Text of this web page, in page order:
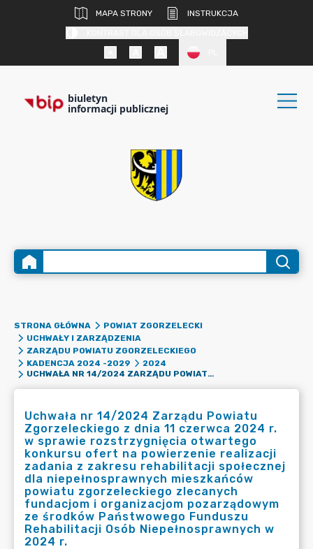
MAPA STRONY
INSTRUKCJA
biuletyn
informacji publicznej
STRONA GŁÓWNA
POWIAT ZGORZELECKI
UCHWAŁY I ZARZĄDZENIA
ZARZĄDU POWIATU ZGORZELECKIEGO
KADENCJA 2024 -2029
2024
UCHWAŁA NR 14/2024 ZARZĄDU POWIATU ZGORZELECKIEGO Z DNIA 11 CZERWCA 2024 R. W SPRAWIE ROZSTRZYGNIĘCIA OTWARTEGO KONKURSU OFERT NA POWIERZENIE REALIZACJI ZADANIA Z ZAKRESU REHABILITACJI SPOŁECZNEJ DLA NIEPEŁNOSPRAWNYCH MIESZKAŃCÓW POWIATU ZGORZELECKIEGO ZLECANYCH FUNDACJOM I ORGANIZACJOM POZARZĄDOWYM ZE ŚRODKÓW PAŃSTWOWEGO FUNDUSZU REHABILITACJI OSÓB NIEPEŁNOSPRAWNYCH W 2024 R.
Uchwała nr 14/2024 Zarządu Powiatu
Zgorzeleckiego z dnia 11 czerwca 2024 r.
w sprawie rozstrzygnięcia otwartego
konkursu ofert na powierzenie realizacji
zadania z zakresu rehabilitacji społecznej
dla niepełnosprawnych mieszkańców
powiatu zgorzeleckiego zlecanych
fundacjom i organizacjom pozarządowym
ze środków Państwowego Funduszu
Rehabilitacji Osób Niepełnosprawnych w
2024 r.